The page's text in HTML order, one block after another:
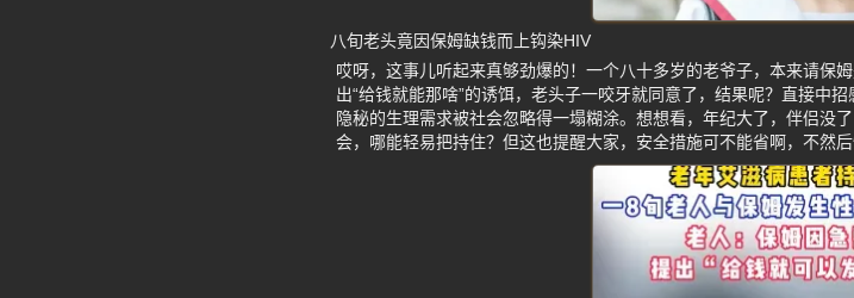
八旬老头竟因保姆缺钱而上钩染HIV
哎呀，这事儿听起来真够劲爆的！一个八十多岁的老爷子，本来请保
出“给钱就能那啥”的诱饵，老头子一咬牙就同意了，结果呢？直接中
隐秘的生理需求被社会忽略得一塌糊涂。想想看，年纪大了，伴侣没
会，哪能轻易把持住？但这也提醒大家，安全措施可不能省啊，不然后